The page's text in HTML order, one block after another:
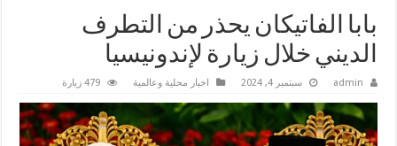
بابا الفاتيكان يحذر من التطرف
الديني خلال زيارة لإندونيسيا
admin سبتمبر 4, 2024 اخبار محلية وعالمية 479 زيارة